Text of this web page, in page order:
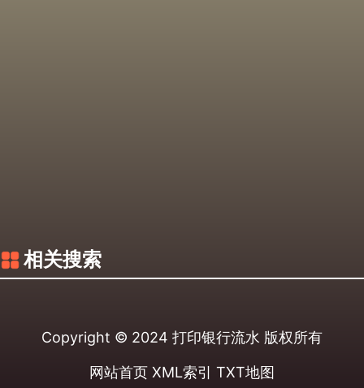
相关搜索
Copyright © 2024 打印银行流水 版权所有
网站首页 XML索引 TXT地图